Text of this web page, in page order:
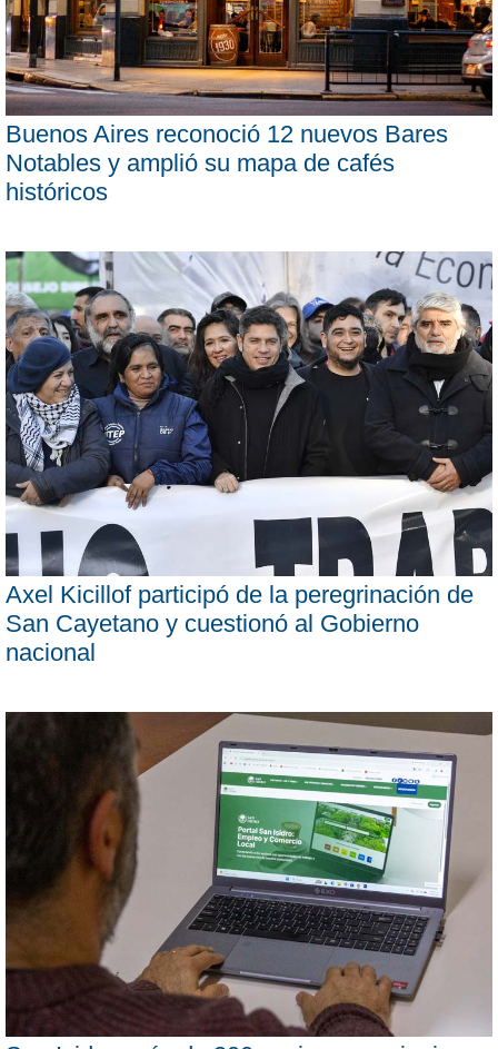
Buenos Aires reconoció 12 nuevos Bares
Notables y amplió su mapa de cafés
históricos
Axel Kicillof participó de la peregrinación de
San Cayetano y cuestionó al Gobierno
nacional